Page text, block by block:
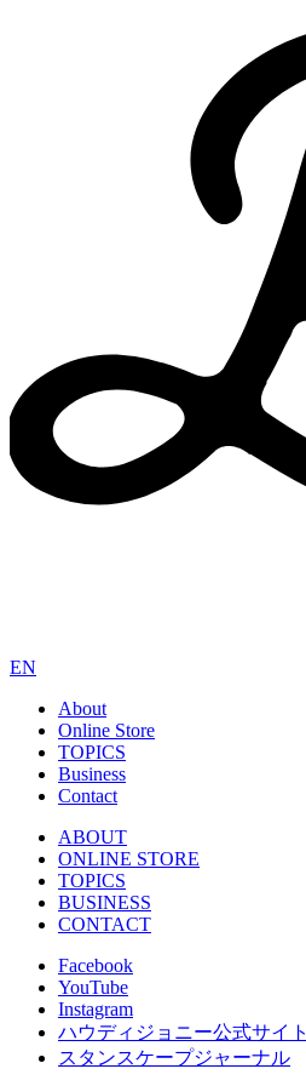
EN
About
Online Store
TOPICS
Business
Contact
ABOUT
ONLINE STORE
TOPICS
BUSINESS
CONTACT
Facebook
YouTube
Instagram
ハウディジョニー公式サイト
スタンスケープジャーナル